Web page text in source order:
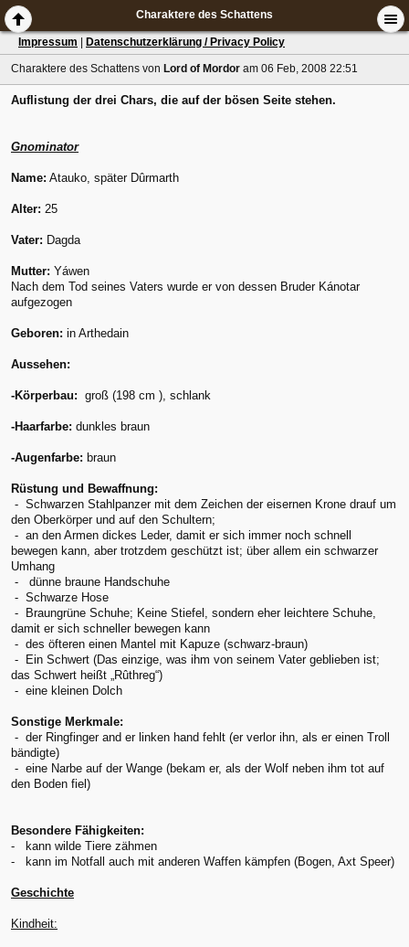
Charaktere des Schattens
Impressum Datenschutzerklärung / Privacy Policy
Charaktere des Schattens von Lord of Mordor am 06 Feb, 2008 22:51
Auflistung der drei Chars, die auf der bösen Seite stehen.
Gnominator
Name: Atauko, später Dûrmarth
Alter: 25
Vater: Dagda
Mutter: Yáwen
Nach dem Tod seines Vaters wurde er von dessen Bruder Kánotar
aufgezogen
Geboren: in Arthedain
Aussehen:
-Körperbau: groß (198 cm ), schlank
-Haarfarbe: dunkles braun
-Augenfarbe: braun
Rüstung und Bewaffnung:
- Schwarzen Stahlpanzer mit dem Zeichen der eisernen Krone drauf um
den Oberkörper und auf den Schultern;
- an den Armen dickes Leder, damit er sich immer noch schnell
bewegen kann, aber trotzdem geschützt ist; über allem ein schwarzer
Umhang
- dünne braune Handschuhe
- Schwarze Hose
- Braungrüne Schuhe; Keine Stiefel, sondern eher leichtere Schuhe,
damit er sich schneller bewegen kann
- des öfteren einen Mantel mit Kapuze (schwarz-braun)
- Ein Schwert (Das einzige, was ihm von seinem Vater geblieben ist;
das Schwert heißt „Rûthreg“)
- eine kleinen Dolch
Sonstige Merkmale:
- der Ringfinger and er linken hand fehlt (er verlor ihn, als er einen Troll
bändigte)
- eine Narbe auf der Wange (bekam er, als der Wolf neben ihm tot auf
den Boden fiel)
Besondere Fähigkeiten:
- kann wilde Tiere zähmen
- kann im Notfall auch mit anderen Waffen kämpfen (Bogen, Axt Speer)
Geschichte
Kindheit: